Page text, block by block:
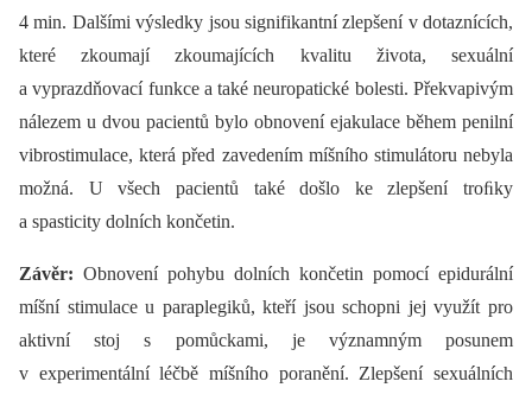
4 min. Dalšími výsledky jsou signifikantní zlepšení v dotaznících,
které zkoumají zkoumajících kvalitu života, sexuální
a vyprazdňovací funkce a také neuropatické bolesti. Překvapivým
nálezem u dvou pacientů bylo obnovení ejakulace během penilní
vibrostimulace, která před zavedením míšního stimulátoru nebyla
možná. U všech pacientů také došlo ke zlepšení troﬁky
a spasticity dolních končetin.
Závěr: Obnovení pohybu dolních končetin pomocí epidurální
míšní stimulace u paraplegiků, kteří jsou schopni jej využít pro
aktivní stoj s pomůckami, je významným posunem
v experimentální léčbě míšního poranění. Zlepšení sexuálních